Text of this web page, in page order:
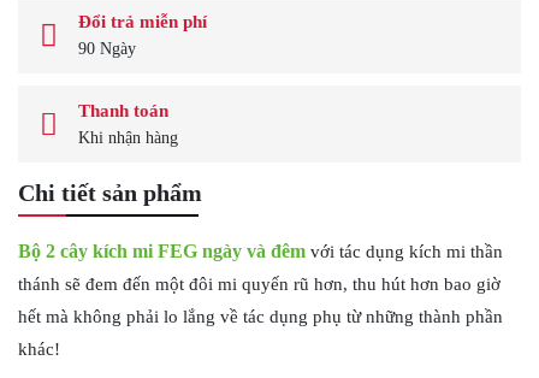
Đổi trả miễn phí
90 Ngày
Thanh toán
Khi nhận hàng
Chi tiết sản phẩm
Bộ 2 cây kích mi FEG ngày và đêm với tác dụng kích mi thần
thánh sẽ đem đến một đôi mi quyến rũ hơn, thu hút hơn bao giờ
hết mà không phải lo lắng về tác dụng phụ từ những thành phần
khác!